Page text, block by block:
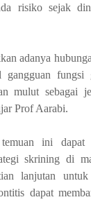
risiko sejak
adanya
gangguan
mulut sebagai
Prof Aarabi.
ini dapat
skrining di
lanjutan untuk
dapat